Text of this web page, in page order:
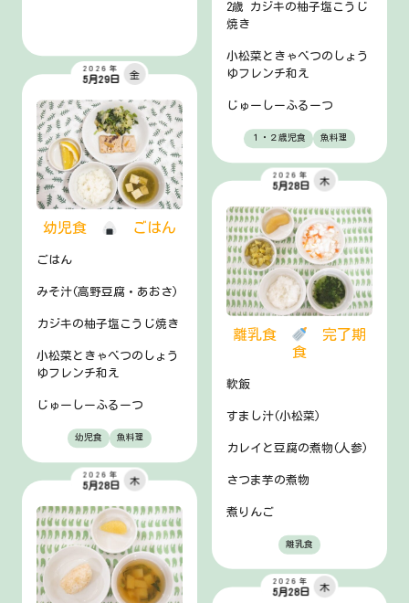
2歳 カジキの柚子塩こうじ
焼き
小松菜ときゃべつのしょう
ゆフレンチ和え
じゅーしーふるーつ
１・２歳児食 魚料理
幼児食 ごはん
2026年
5月29日
金
ごはん
みそ汁(高野豆腐・あおさ)
カジキの柚子塩こうじ焼き
小松菜ときゃべつのしょう
ゆフレンチ和え
じゅーしーふるーつ
幼児食 魚料理
離乳食
完了期
食
2026年
5月28日
木
軟飯
すまし汁(小松菜)
カレイと豆腐の煮物(人参)
さつま芋の煮物
煮りんご
離乳食
2026年
5月28日
木
2026年
5月28日
木